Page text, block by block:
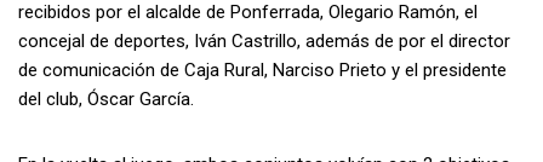
recibidos por el alcalde de Ponferrada, Olegario Ramón, el
concejal de deportes, Iván Castrillo, además de por el director
de comunicación de Caja Rural, Narciso Prieto y el presidente
del club, Óscar García.